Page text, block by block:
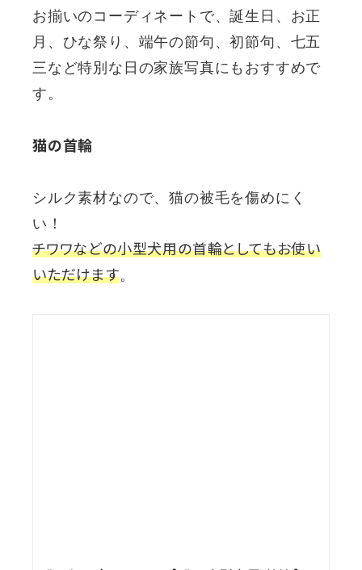
お揃いのコーディネートで、誕生日、お正
月、ひな祭り、端午の節句、初節句、七五
三など特別な日の家族写真にもおすすめで
す。
猫の首輪
シルク素材なので、猫の被毛を傷めにく
い！
チワワなどの小型犬用の首輪としてもお使い
いただけます。